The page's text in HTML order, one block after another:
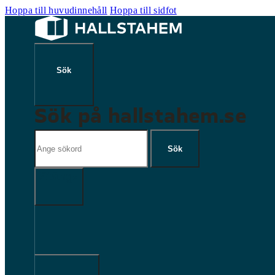
Hoppa till huvudinnehåll Hoppa till sidfot
Sök på hallstahem.se
Sök
Sök